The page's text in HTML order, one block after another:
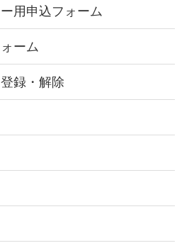
用申込フォーム
ーム
録・解除